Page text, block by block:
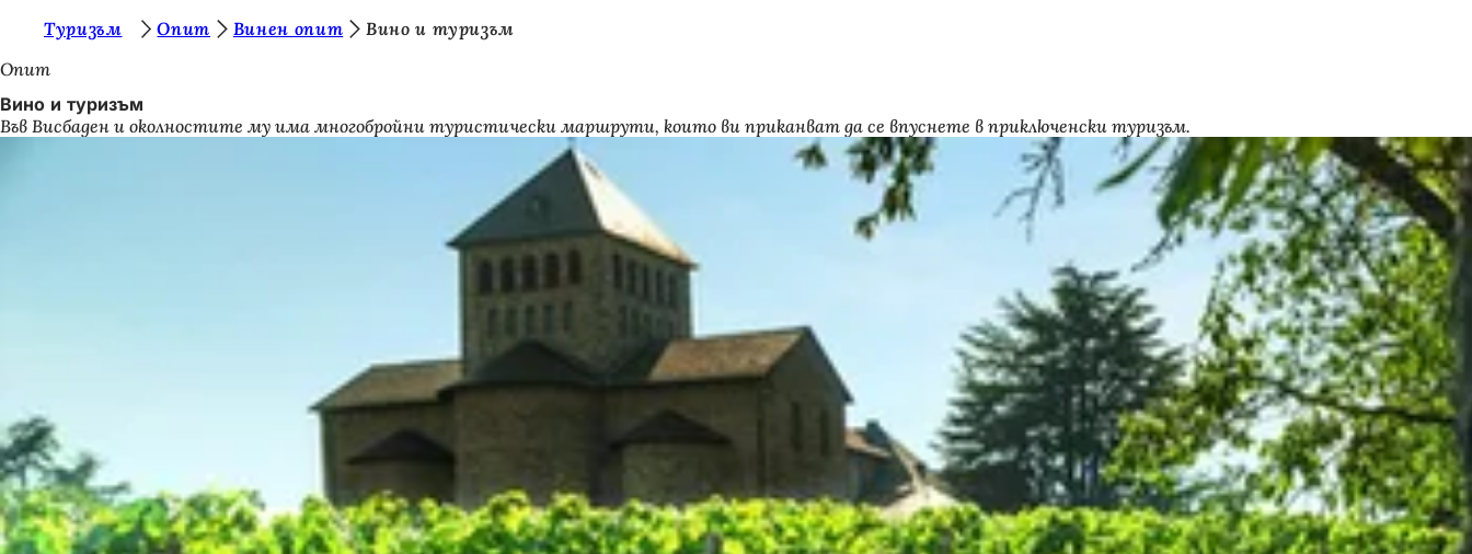
Преминаване към съдържанието
и
е
с
Туризъм Опит Винен опит
Вино и туризъм
Опит
Вино и туризъм
Във Висбаден и околностите му има многобройни туристически маршрути, които ви приканват да се впуснете в приключенски туризъм.